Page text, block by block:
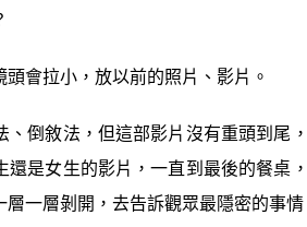
會拉小，放以前的照片、影片。
、倒敘法，但這部影片沒有重頭到尾
還是女生的影片，一直到最後的餐桌
一層剝開，去告訴觀眾最隱密的事情